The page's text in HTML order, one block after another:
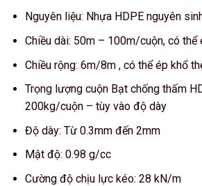
Nguyên liệu: Nhựa HDPE nguyên
Chiều dài: 50m – 100m/cuộn, có thể
Chiều rộng: 6m/8m , có thể ép khổ
Trọng lượng cuộn Bạt chống thấm
200kg/cuộn – tùy vào độ dày
Độ dày: Từ 0.3mm đến 2mm
Mật độ: 0.98 g/cc
Cường độ chịu lực kéo: 28 kN/m